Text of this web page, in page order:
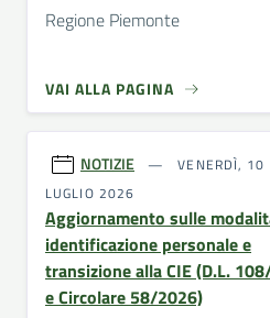
Regione Piemonte
VAI ALLA PAGINA
NOTIZIE
VENERDÌ, 10
LUGLIO 2026
Aggiornamento sulle
identificazione personale e
transizione alla CIE (D.L.
e Circolare 58/2026)